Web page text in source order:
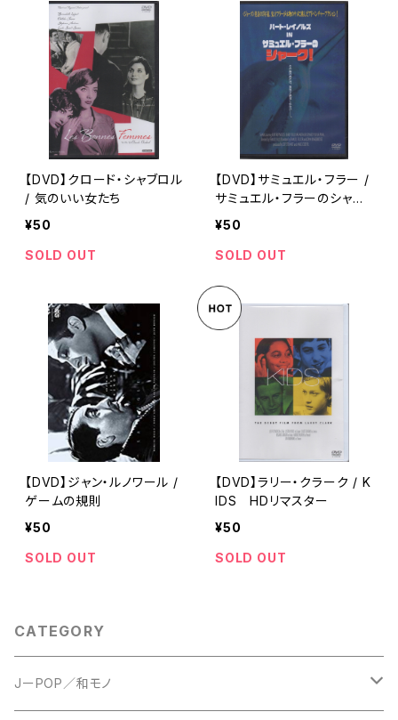
【DVD】クロード・シャブロル
/ 気のいい女たち
¥50
SOLD OUT
【DVD】サミュエル・フラー /
サミュエル・フラーのシャー
ク!
¥50
SOLD OUT
【DVD】ジャン・ルノワール /
ゲームの規則
¥50
SOLD OUT
【DVD】ラリー・クラーク / K
IDS HDリマスター
¥50
SOLD OUT
CATEGORY
JーPOP／和モノ